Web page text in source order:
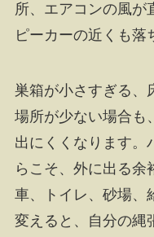
所、エアコンの風が
ピーカーの近くも落
巣箱が小さすぎる、
場所が少ない場合も
出にくくなります。
らこそ、外に出る余
車、トイレ、砂場、
変えると、自分の縄